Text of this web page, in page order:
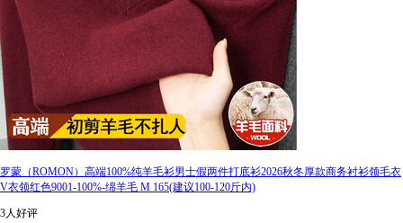
罗蒙（ROMON）高端100%纯羊毛衫男士假两件打底衫2026秋冬厚款商务衬衫领毛衣
V衣领红色9001-100%-绵羊毛 M 165(建议100-120斤内)
3人好评